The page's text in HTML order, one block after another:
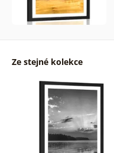
Ze stejné kolekce